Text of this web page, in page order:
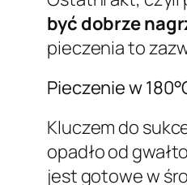
być dobrze
pieczenia to
Pieczenie w
Kluczem do
opadło od
jest gotowe w